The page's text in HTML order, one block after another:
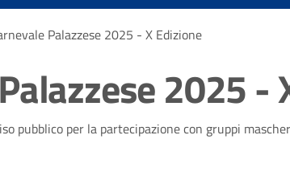
Palazzese 2025 - X Edizione
2025 -
notizia
pubblico per la partecipazione con gruppi